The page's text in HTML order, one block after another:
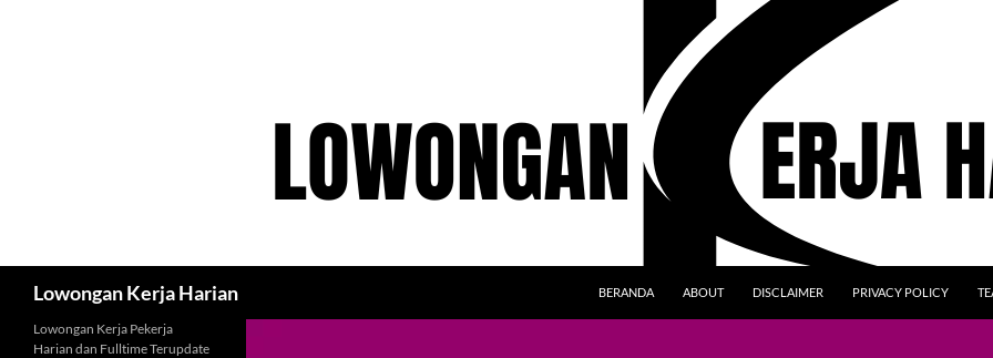
Lowongan Kerja Harian BERANDA ABOUT DISCLAIMER PRIVACY POLICY
Lowongan Kerja Pekerja
Harian dan Fulltime Terupdate